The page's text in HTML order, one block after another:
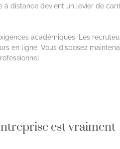
à distance devient un levier de
académiques. Les
en ligne. Vous disposez
est vraiment